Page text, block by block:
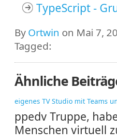
TypeScript -
ByOrtwin on Mai 7,
Tagged:
Ähnliche
eigenes TV Studio mit Teams
ppedv Truppe,
Menschen virtuell